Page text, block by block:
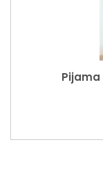
Pijama